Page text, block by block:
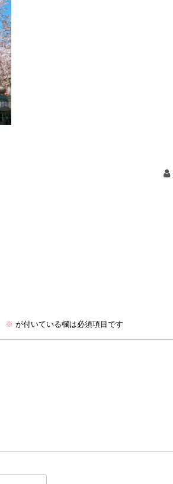
※ が付いている欄は必須項目です